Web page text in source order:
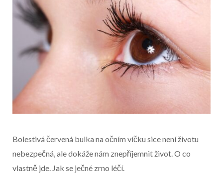
Bolestivá červená bulka na očním víčku sice není životu
nebezpečná, ale dokáže nám znepříjemnit život. O co
vlastně jde. Jak se ječné zrno léčí.